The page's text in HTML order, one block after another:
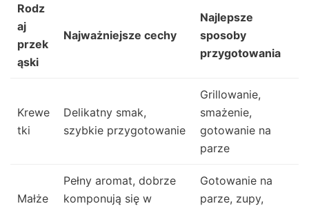
Rodz
aj
przek
ąski
Najważniejsze cechy
Najlepsze
sposoby
przygotowania
Krewe
tki
Delikatny smak,
szybkie przygotowanie
Grillowanie,
smażenie,
gotowanie na
parze
Małże
Pełny aromat, dobrze
komponują się w
Gotowanie na
parze, zupy,